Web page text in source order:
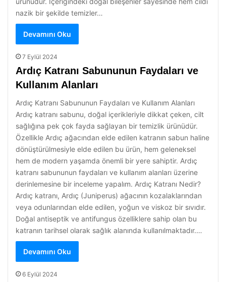
nazik bir şekilde temizler…
Devamını Oku
7 Eylül 2024
Ardıç Katranı Sabununun Faydaları ve
Kullanım Alanları
Ardıç Katranı Sabununun Faydaları ve Kullanım Alanları
Ardıç katranı sabunu, doğal içerikleriyle dikkat çeken, cilt
sağlığına pek çok fayda sağlayan bir temizlik ürünüdür.
Özellikle Ardıç ağacından elde edilen katranın sabun haline
dönüştürülmesiyle elde edilen bu ürün, hem geleneksel
hem de modern yaşamda önemli bir yere sahiptir. Ardıç
katranı sabununun faydaları ve kullanım alanları üzerine
derinlemesine bir inceleme yapalım. Ardıç Katranı Nedir?
Ardıç katranı, Ardıç (Juniperus) ağacının kozalaklarından
veya odunlarından elde edilen, yoğun ve viskoz bir sıvıdır.
Doğal antiseptik ve antifungus özelliklere sahip olan bu
katranın tarihsel olarak sağlık alanında kullanılmaktadır.…
Devamını Oku
6 Eylül 2024